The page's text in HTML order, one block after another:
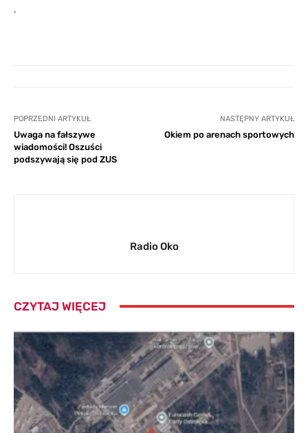
.
POPRZEDNI ARTYKUŁ
Uwaga na fałszywe
wiadomości! Oszuści
podszywają się pod ZUS
NASTĘPNY ARTYKUŁ
Okiem po arenach sportowych
Radio Oko
CZYTAJ WIĘCEJ